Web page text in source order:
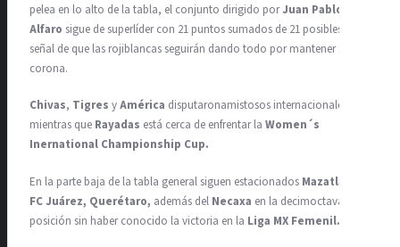
pelea en lo alto de la tabla, el conjunto dirigido porJuan Pablo
Alfaro sigue de superlíder con 21 puntos sumados de 21 posibles, una
señal de que las rojiblancas seguirán dando todo por mantener su
corona.
Chivas, Tigres yAmérica disputaronamistosos internacionales,
mientras que Rayadas está cerca de enfrentar la Women´s
Inernational Championship Cup.
En la parte baja de la tabla general siguen estacionados Mazatlán,
FC Juárez, Querétaro, además del Necaxa en la decimoctava
posición sin haber conocido la victoria en la Liga MX Femenil.